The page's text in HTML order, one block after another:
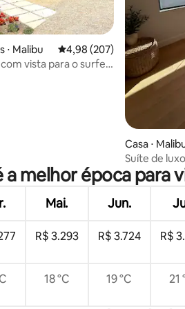
5, 59 avaliações
⋅ Malibu 4,98 de uma avaliação
4,98 (207)
vista para o surfe e
Casa ⋅
Suíte de
mar +
a melhor época para
Mai. Jun.
R$ 3.293 R$ 3.724 R$
18 °C 19 °C 21